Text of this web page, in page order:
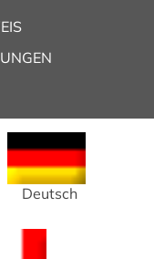
Deutsch